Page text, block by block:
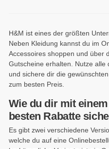
H&M ist eines der größten
Neben Kleidung kannst du im
Accessoires shoppen und über
Gutscheine erhalten. Nutze alle
und sichere dir die
zum besten Preis.
Wie du dir mit
besten Rabatte
Es gibt zwei verschiedene
welche du auf eine